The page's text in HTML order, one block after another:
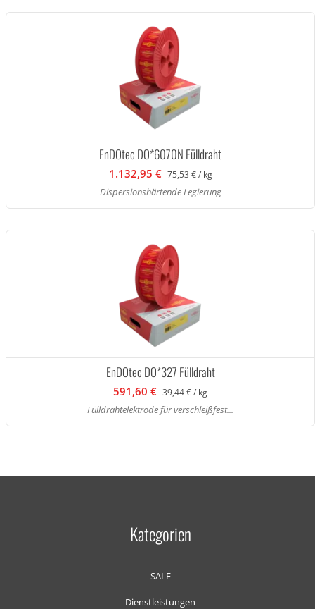
EnDOtec DO*6070N Fülldraht
1.132,95 € 75,53 € / kg
Dispersionshärtende Legierung
EnDOtec DO*327 Fülldraht
591,60 € 39,44 € / kg
Fülldrahtelektrode für verschleißfest...
Kategorien
SALE
Dienstleistungen